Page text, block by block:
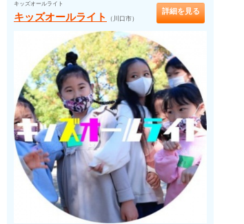
キッズオールライト
キッズオールライト （川口市）
詳細を見る